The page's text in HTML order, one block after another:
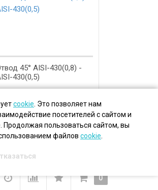
45° AISI-430(0,8) -
430(0,5)
В корзину
0
cookie . Это позволяет нам
посетителей с сайтом и
Продолжая пользоваться сайтом, вы
файлов cookie